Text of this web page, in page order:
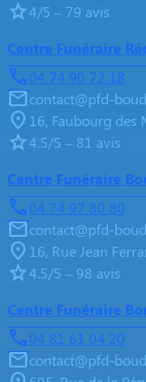
4/5 – 79 avis
Centre Funéraire
04 74 90 72 18
contact@pfd-
16, Faubourg des
4.5/5 – 81 avis
Centre Funéraire
04 74 97 80 80
contact@pfd-
16, Rue Jean
4.5/5 – 98 avis
Centre Funéraire
04 81 61 04 20
contact@pfd-